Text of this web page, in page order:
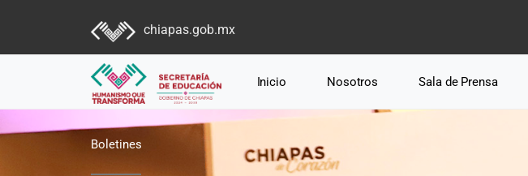
chiapas.gob.mx
Inicio Nosotros Sala de Prensa
Boletines